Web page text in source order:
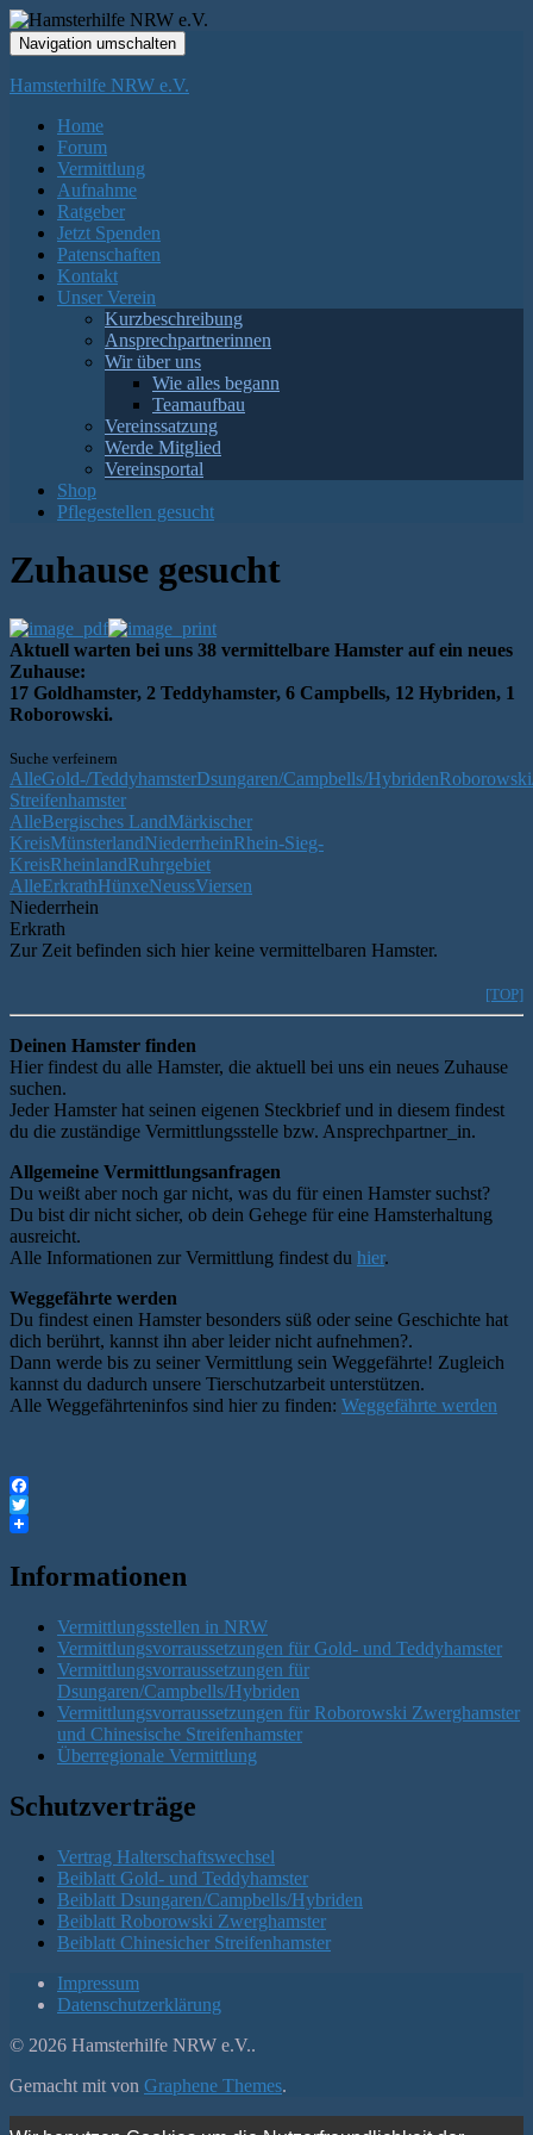
Navigation umschalten
Hamsterhilfe NRW e.V.
Home
Forum
Vermittlung
Aufnahme
Ratgeber
Jetzt Spenden
Patenschaften
Kontakt
Unser Verein
Kurzbeschreibung
Ansprechpartnerinnen
Wir über uns
Wie alles begann
Teamaufbau
Vereinssatzung
Werde Mitglied
Vereinsportal
Shop
Pflegestellen gesucht
Zuhause gesucht
Aktuell warten bei uns 38 vermittelbare Hamster auf ein neues
Zuhause:
17 Goldhamster, 2 Teddyhamster, 6 Campbells, 12 Hybriden, 1
Roborowski.
Suche verfeinern
AlleGold-/TeddyhamsterDsungaren/Campbells/Hybriden
Streifenhamster
AlleBergisches LandMärkischer
KreisMünsterlandNiederrheinRhein-Sieg-
KreisRheinlandRuhrgebiet
AlleErkrathHünxeNeussViersen
Niederrhein
Erkrath
Zur Zeit befinden sich hier keine vermittelbaren Hamster.
[TOP]
Deinen Hamster finden
Hier findest du alle Hamster, die aktuell bei uns ein neues Zuhause
suchen.
Jeder Hamster hat seinen eigenen Steckbrief und in diesem findest
du die zuständige Vermittlungsstelle bzw. Ansprechpartner_in.
Allgemeine Vermittlungsanfragen
Du weißt aber noch gar nicht, was du für einen Hamster suchst?
Du bist dir nicht sicher, ob dein Gehege für eine Hamsterhaltung
ausreicht.
Alle Informationen zur Vermittlung findest du hier.
Weggefährte werden
Du findest einen Hamster besonders süß oder seine Geschichte hat
dich berührt, kannst ihn aber leider nicht aufnehmen?.
Dann werde bis zu seiner Vermittlung sein Weggefährte! Zugleich
kannst du dadurch unsere Tierschutzarbeit unterstützen.
Alle Weggefährteninfos sind hier zu finden: Weggefährte werden
Facebook
Twitter
Informationen
Vermittlungsstellen in NRW
Vermittlungsvorraussetzungen für Gold- und Teddyhamster
Vermittlungsvorraussetzungen für
Dsungaren/Campbells/Hybriden
Vermittlungsvorraussetzungen für Roborowski Zwerghamster
und Chinesische Streifenhamster
Überregionale Vermittlung
Schutzverträge
Vertrag Halterschaftswechsel
Beiblatt Gold- und Teddyhamster
Beiblatt Dsungaren/Campbells/Hybriden
Beiblatt Roborowski Zwerghamster
Beiblatt Chinesicher Streifenhamster
Impressum
Datenschutzerklärung
© 2026 Hamsterhilfe NRW e.V..
Gemacht mit von Graphene Themes.